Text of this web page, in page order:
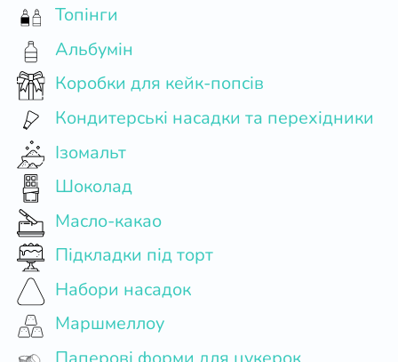
Топінги
Альбумін
Коробки для кейк-попсів
Кондитерські насадки та перехідники
Ізомальт
Шоколад
Масло-какао
Підкладки під торт
Набори насадок
Маршмеллоу